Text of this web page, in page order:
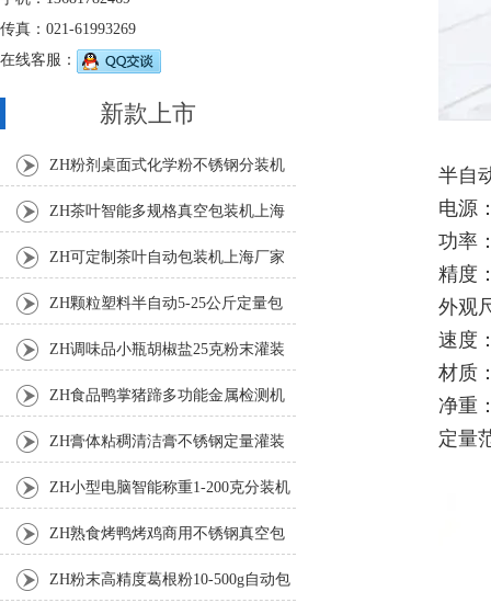
半自
电源
功率
精度
外观
速度
材质
净重
定量
传真：021-61993269
在线客服：
新款上市
ZH粉剂桌面式化学粉不锈钢分装机
ZH茶叶智能多规格真空包装机上海
厂家 ZH可定制茶叶自动包装机上海厂家
ZH颗粒塑料半自动5-25公斤定量包
装机 ZH调味品小瓶胡椒盐25克粉末灌装
ZH食品鸭掌猪蹄多功能金属检测机
ZH膏体粘稠清洁膏不锈钢定量灌装
机厂家 ZH小型电脑智能称重1-200克分装机
ZH熟食烤鸭烤鸡商用不锈钢真空包
装机 ZH粉末高精度葛根粉10-500g自动包